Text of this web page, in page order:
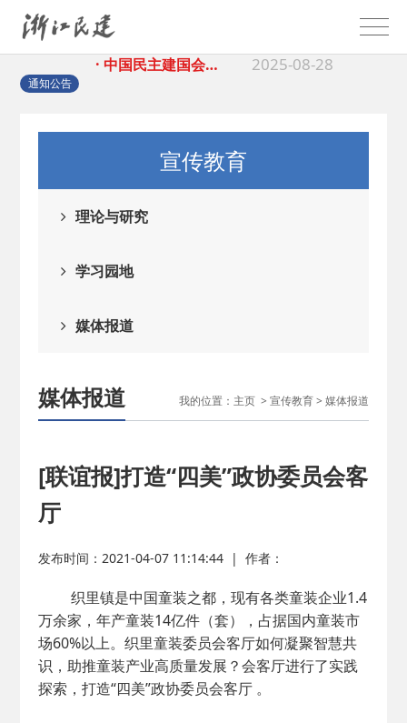
通知公告
· 中国民主建国会…
· 民建省委会民主… 2025-04-10
· 中国民主建国会… 2025-02-24
· 中国民主建国会… 2026-02-25
· 中国民主建国会… 2025-08-28
· 中国民主建国会… 2025-02-24
· 中国民主建国会… 2024-08-28
宣传教育
理论与研究
学习园地
媒体报道
媒体报道 我的位置： 主页> 宣传教育> 媒体报道
[联谊报]打造“四美”政协委员会客
厅
发布时间：2021-04-07 11:14:44 |作者：
织里镇是中国童装之都，现有各类童装企业1.4
万余家，年产童装14亿件（套），占据国内童装市
场60%以上。织里童装委员会客厅如何凝聚智慧共
识，助推童装产业高质量发展？会客厅进行了实践
探索，打造“四美”政协委员会客厅 。